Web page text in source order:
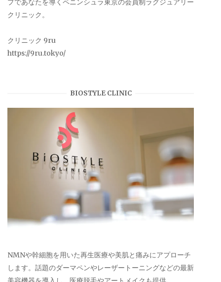
プであなたを導くペニンシュラ東京の会員制ラグジュアリー
クリニック。
クリニック 9ru
https://9ru.tokyo/
BIOSTYLE CLINIC
NMNや幹細胞を用いた再生医療や美肌と痛みにアプローチ
します。話題のダーマペンやレーザートーニングなどの最新